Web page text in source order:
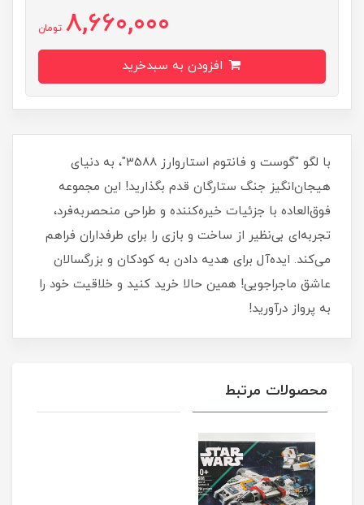
8,660,000 تومان
با لگو "گوست و فانتوم استاروارز 3588"، به دنیای
هیجان‌انگیز جنگ ستارگان قدم بگذارید! این مجموعه
فوق‌العاده با جزئیات خیره‌کننده و طراحی منحصربه‌فرد،
تجربه‌ای بی‌نظیر از ساخت و بازی را برای طرفداران فراهم
می‌کند. ایده‌آل برای هدیه دادن به کودکان و بزرگسالان
عاشق ماجراجویی! همین حالا خرید کنید و خلاقیت خود را
به پرواز درآورید!
محصولات مرتبط